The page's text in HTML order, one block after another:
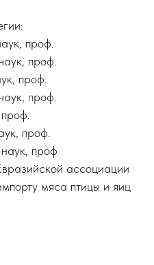
проф.
проф.
проф.
проф.
проф.
проф
ассоциации
мяса птицы и яиц